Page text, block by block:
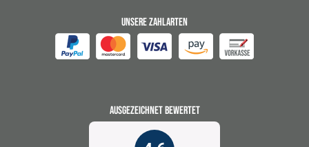
UNSERE ZAHLARTEN
AUSGEZEICHNET BEWERTET